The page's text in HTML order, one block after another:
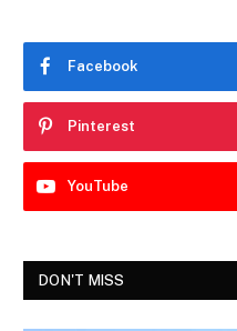
Facebook
Pinterest
YouTube
DON'T MISS